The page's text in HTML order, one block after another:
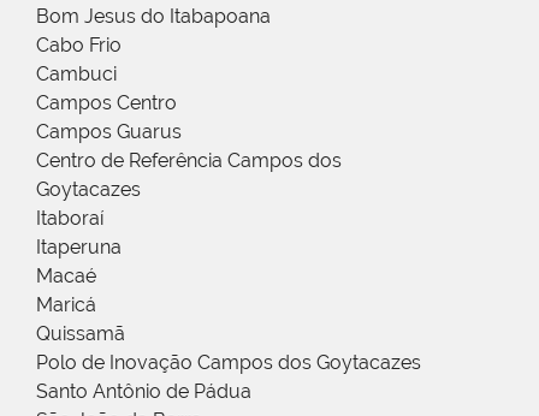
Bom Jesus do Itabapoana
Cabo Frio
Cambuci
Campos Centro
Campos Guarus
Centro de Referência Campos dos
Goytacazes
Itaboraí
Itaperuna
Macaé
Maricá
Quissamã
Polo de Inovação Campos dos Goytacazes
Santo Antônio de Pádua